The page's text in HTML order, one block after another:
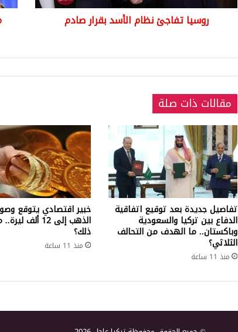
روسيا تفاجئ نظام الأسد بقرار صادم
تركيا
مقالات ذات صلة
تفاصيل جديدة بعد توقيع اتفاقية
الدفاع بين تركيا والسعودية
وباكستان.. ما الهدف من التحالف
الثلاثي؟
منذ 11 ساعة
خبير اقتصادي يتوقع
الذهب إلى 12
ذلك؟
منذ 11 ساعة